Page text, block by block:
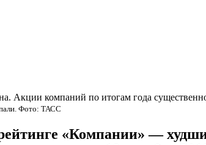
Фото: ТАСС
«Компании» —